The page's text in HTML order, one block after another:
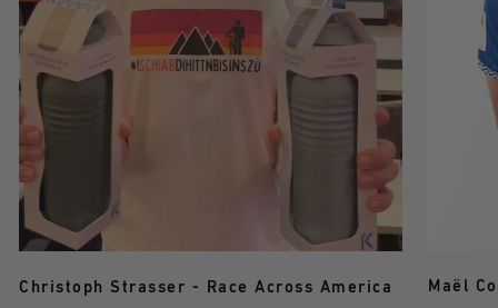
Christoph Strasser - Race Across America
Maël